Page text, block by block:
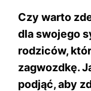
Czy warto
dla swojego
rodziców,
zagwozdkę.
podjąć, aby